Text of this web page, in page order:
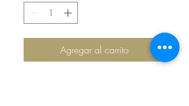
Agregar al carrito